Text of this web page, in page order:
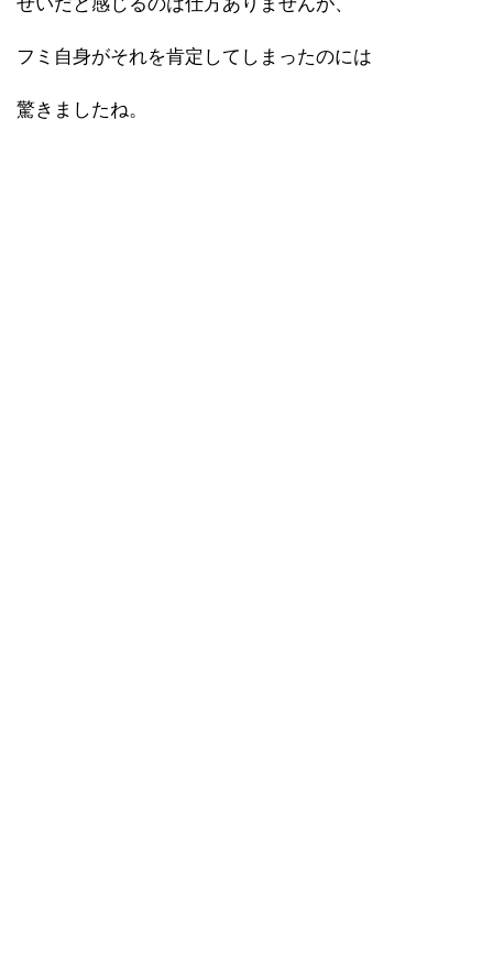
フミ自身がそれを肯定してしまったのには
驚きましたね。